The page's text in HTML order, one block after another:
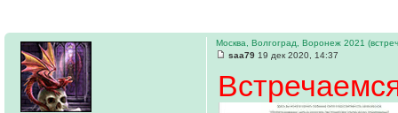
Москва, Волгоград, Воронеж 2021
saa79 19 дек 2020, 14:37